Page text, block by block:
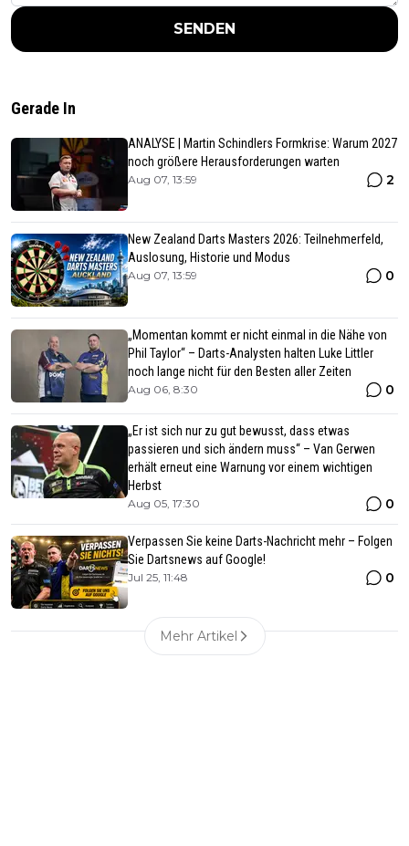
SENDEN
Gerade In
ANALYSE | Martin Schindlers Formkrise: Warum 2027
noch größere Herausforderungen warten
Aug 07, 13:59 2
New Zealand Darts Masters 2026: Teilnehmerfeld,
Auslosung, Historie und Modus
Aug 07, 13:59 0
„Momentan kommt er nicht einmal in die Nähe von
Phil Taylor“ – Darts-Analysten halten Luke Littler
noch lange nicht für den Besten aller Zeiten
Aug 06, 8:30 0
„Er ist sich nur zu gut bewusst, dass etwas
passieren und sich ändern muss“ – Van Gerwen
erhält erneut eine Warnung vor einem wichtigen
Herbst
Aug 05, 17:30 0
Verpassen Sie keine Darts-Nachricht mehr – Folgen
Sie Dartsnews auf Google!
Jul 25, 11:48 0
Mehr Artikel